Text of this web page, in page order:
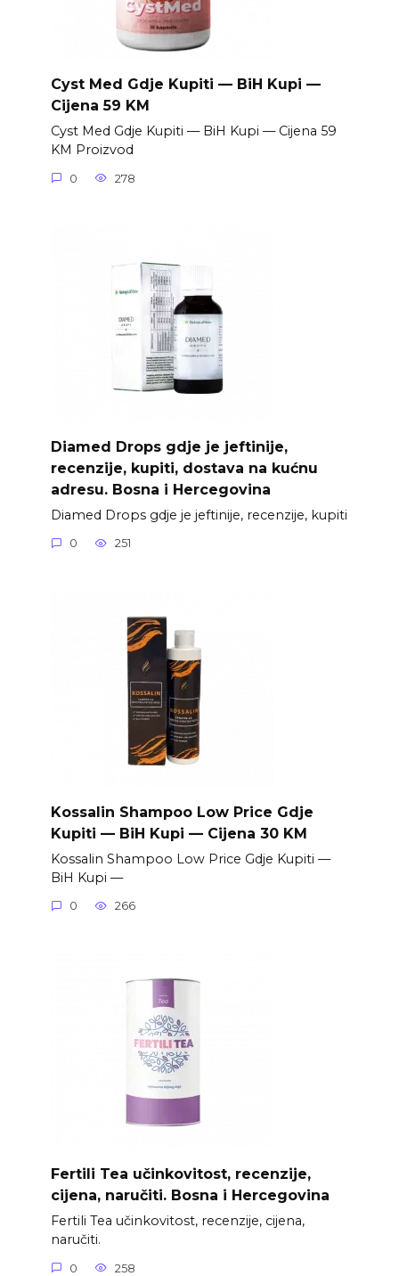
Cyst Med Gdje Kupiti — BiH Kupi —
Cijena 59 KM
Cyst Med Gdje Kupiti — BiH Kupi — Cijena 59
KM Proizvod
0 278
Diamed Drops gdje je jeftinije,
recenzije, kupiti, dostava na kućnu
adresu. Bosna i Hercegovina
Diamed Drops gdje je jeftinije, recenzije, kupiti
0 251
Kossalin Shampoo Low Price Gdje
Kupiti — BiH Kupi — Cijena 30 KM
Kossalin Shampoo Low Price Gdje Kupiti —
BiH Kupi —
0 266
Fertili Tea učinkovitost, recenzije,
cijena, naručiti. Bosna i Hercegovina
Fertili Tea učinkovitost, recenzije, cijena,
naručiti.
0 258